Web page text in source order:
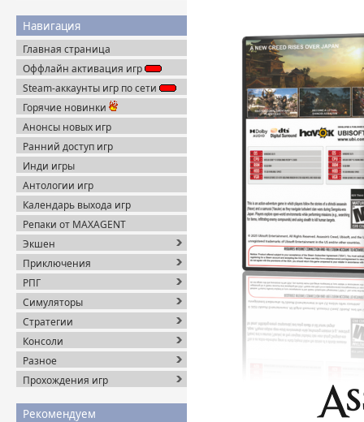
Steam-Rip
Навигация
Главная страница
Оффлайн активация игр
Steam-аккаунты игр по сети
Горячие новинки
Анонсы новых игр
Ранний доступ игр
Инди игры
Антологии игр
Календарь выхода игр
Репаки от MAXAGENT
Экшен
Приключения
РПГ
Симуляторы
Стратегии
Консоли
Разное
Прохождения игр
Рекомендуем